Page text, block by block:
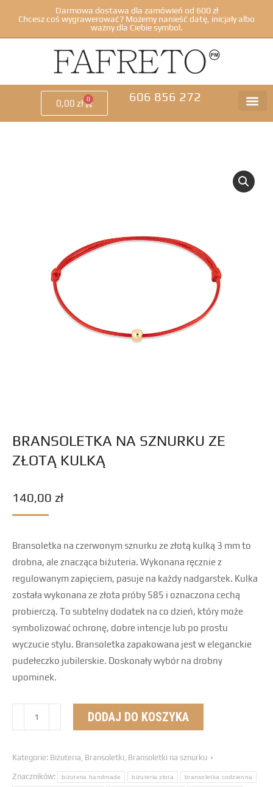
Darmowa dostawa dla zamówień od 600 zł
Chcesz coś wygrawerować? Możemy nanieść datę, inicjały albo
ważny dla Ciebie symbol.
0,00 zł 0 606 856 272
BRANSOLETKA NA SZNURKU ZE
ZŁOTĄ KULKĄ
140,00 zł
Bransoletka na czerwonym sznurku ze złotą kulką 3 mm to
drobna, ale znacząca biżuteria. Wykonana ręcznie z
regulowanym zapięciem, pasuje na każdy nadgarstek. Kulka
została wykonana ze złota próby 585 i oznaczona cechą
probierczą. To subtelny dodatek na co dzień, który może
symbolizować ochronę, dobre intencje lub po prostu
wyczucie stylu. Bransoletka zapakowana jest w eleganckie
pudełeczko jubilerskie. Doskonały wybór na drobny
upominek.
DODAJ DO KOSZYKA
Kategorie: Biżuteria, Bransoletki, Bransoletki na sznurku
Znaczników: biżuteria handmade biżuteria złota bransoletka codzienna